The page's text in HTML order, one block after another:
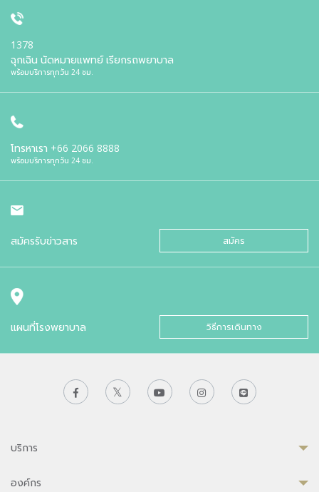
1378
ฉุกเฉิน นัดหมายแพทย์ เรียกรถพยาบาล
พร้อมบริการทุกวัน 24 ชม.
โทรหาเรา +66 2066 8888
พร้อมบริการทุกวัน 24 ชม.
สมัครรับข่าวสาร สมัคร
แผนที่โรงพยาบาล วิธีการเดินทาง
บริการ
องค์กร